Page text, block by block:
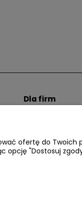
Dla firm
ofertę do Twoich
opcję "Dostosuj